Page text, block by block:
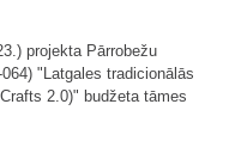
projekta Pārrobežu
"Latgales tradicionālās
2.0)" budžeta tāmes